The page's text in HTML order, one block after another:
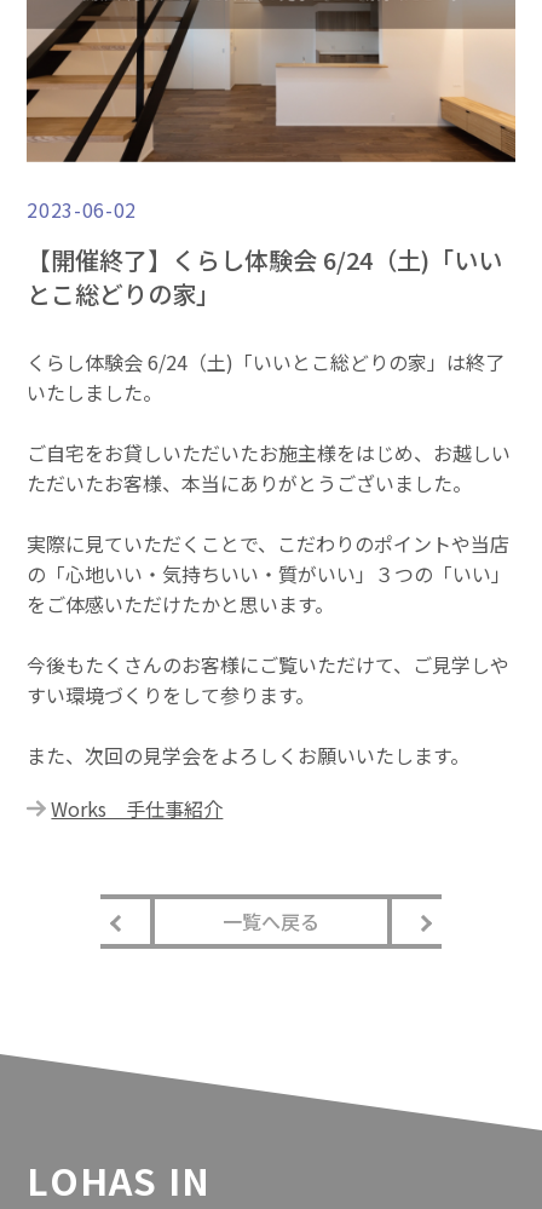
2023-06-02
【開催終了】くらし体験会 6/24（土)「いい
とこ総どりの家」
くらし体験会 6/24（土)「いいとこ総どりの家」は終了
いたしました。
ご自宅をお貸しいただいたお施主様をはじめ、お越しい
ただいたお客様、本当にありがとうございました。
実際に見ていただくことで、こだわりのポイントや当店
の「心地いい・気持ちいい・質がいい」３つの「いい」
をご体感いただけたかと思います。
今後もたくさんのお客様にご覧いただけて、ご見学しや
すい環境づくりをして参ります。
また、次回の見学会をよろしくお願いいたします。
Works 手仕事紹介
一覧へ戻る
LOHAS IN